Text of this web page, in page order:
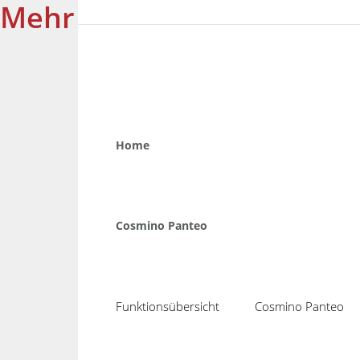
Home
Cosmino Panteo
Funktionsübersicht Cosmino Panteo
Mehr zu Schnittstellen